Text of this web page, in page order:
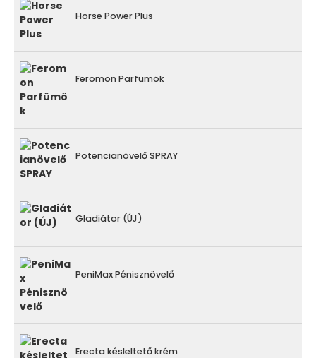
Horse Power Plus
Feromon Parfümök
Potencianövelő SPRAY
Gladiátor (ÚJ)
PeniMax Pénisznövelő
Erecta késleltető krém